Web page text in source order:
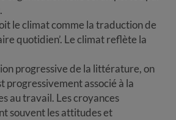
le climat comme la traduction de
quotidien’. Le climat reflète la
progressive de la littérature, on
progressivement associé à la
au travail. Les croyances
souvent les attitudes et